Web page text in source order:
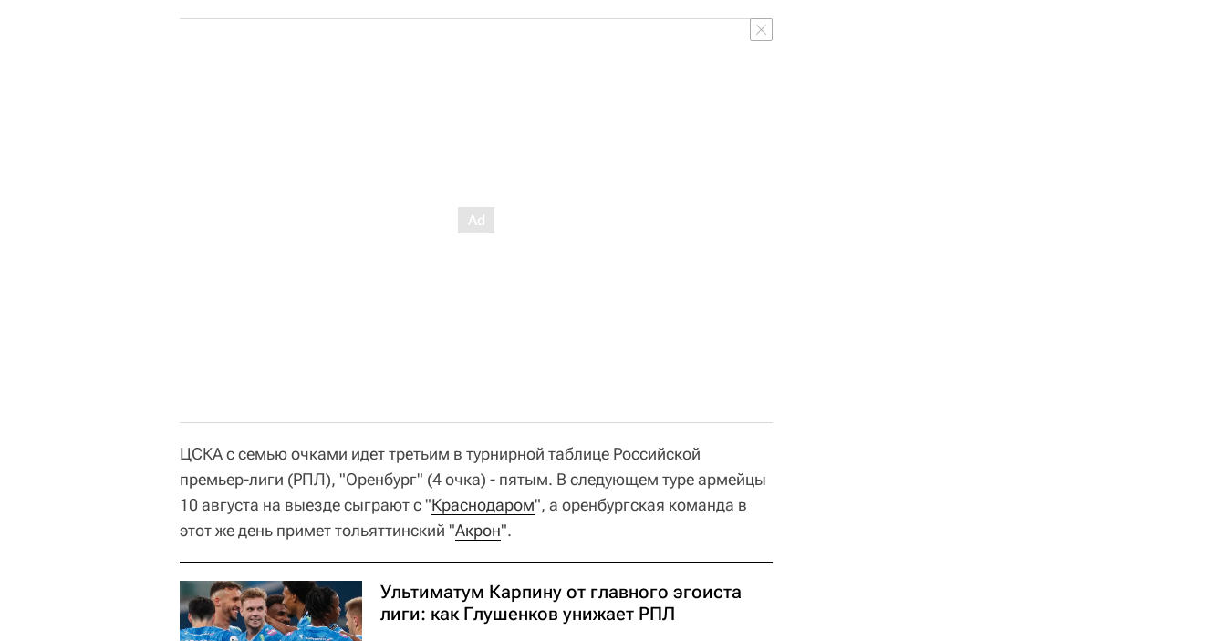
ЦСКА с семью очками идет третьим в турнирной таблице Российской
премьер-лиги (РПЛ), "Оренбург" (4 очка) - пятым. В следующем туре армейцы
10 августа на выезде сыграют с "Краснодаром", а оренбургская команда в
этот же день примет тольяттинский "Акрон".
Ультиматум Карпину от главного эгоиста
лиги: как Глушенков унижает РПЛ